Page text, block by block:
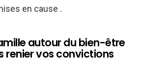
en cause .
autour du bien-être
renier vos convictions